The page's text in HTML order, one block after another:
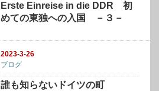
Erste Einreise in die DDR 初
めての東独への入国 －３－
2023-3-26
ブログ
誰も知らないドイツの町